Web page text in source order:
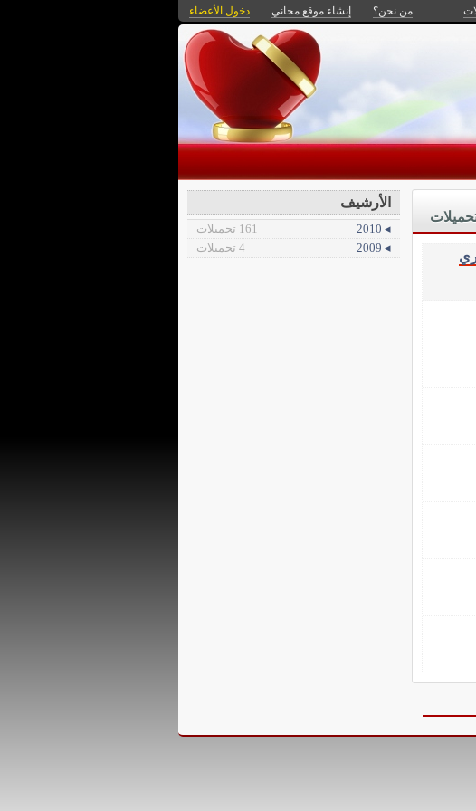
من نحن؟ إنشاء موقع مجاني دخول الأعضاء
الأرشيف
◂ 2010
161 تحميلات
◂ 2009
4 تحميلات